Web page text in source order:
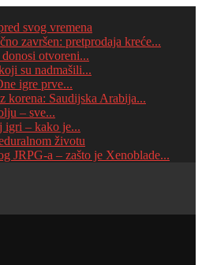
svog vremena
završen: pretprodaja kreće...
otvoreni...
su nadmašili...
igre prve...
korena: Saudijska Arabija...
– sve...
igri – kako je...
životu
JRPG-a – zašto je Xenoblade...